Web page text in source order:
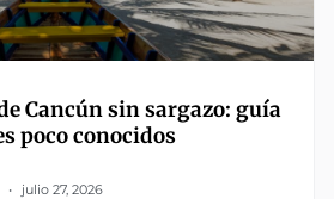
Cancún sin sargazo: guía
poco conocidos
julio 27, 2026